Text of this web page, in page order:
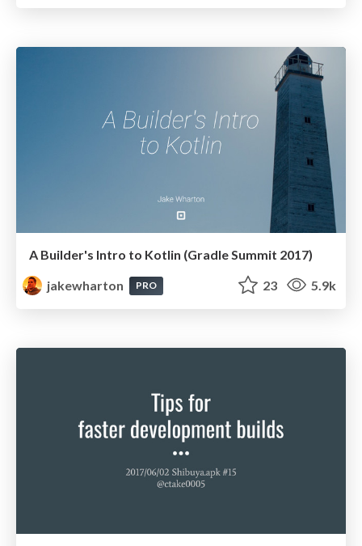
A Builder's Intro to Kotlin (Gradle Summit 2017)
jakewharton
PRO 23 5.9k